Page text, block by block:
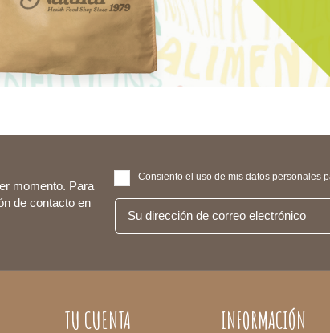
momento. Para
de contacto en
Consiento el uso de mis datos personales
TU CUENTA INFORMACIÓN